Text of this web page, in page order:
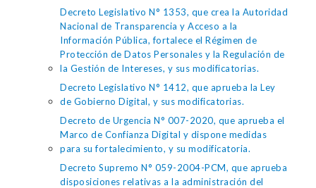
Decreto Legislativo N° 1353, que crea la Autoridad
Nacional de Transparencia y Acceso a la
Información Pública, fortalece el Régimen de
Protección de Datos Personales y la Regulación de
la Gestión de Intereses, y sus modificatorias.
Decreto Legislativo N° 1412, que aprueba la Ley
de Gobierno Digital, y sus modificatorias.
Decreto de Urgencia N° 007-2020, que aprueba el
Marco de Confianza Digital y dispone medidas
para su fortalecimiento, y su modificatoria.
Decreto Supremo N° 059-2004-PCM, que aprueba
disposiciones relativas a la administración del